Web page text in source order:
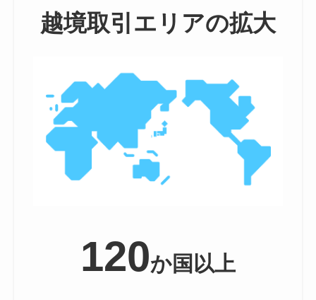
越境取引エリアの拡大
120か国以上